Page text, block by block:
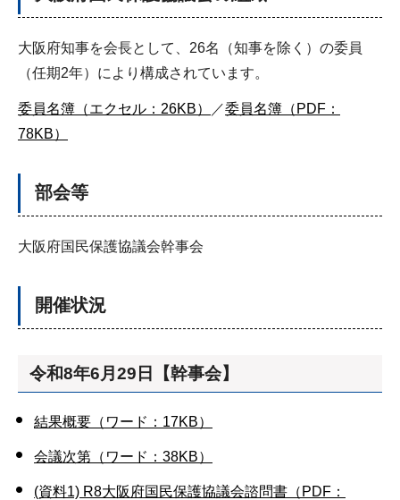
大阪府知事を会長として、26名（知事を除く）の委員
（任期2年）により構成されています。
委員名簿（エクセル：26KB） ／委員名簿（PDF：
78KB）
部会等
大阪府国民保護協議会幹事会
開催状況
令和8年6月29日【幹事会】
結果概要（ワード：17KB）
会議次第（ワード：38KB）
(資料1) R8大阪府国民保護協議会諮問書（PDF：